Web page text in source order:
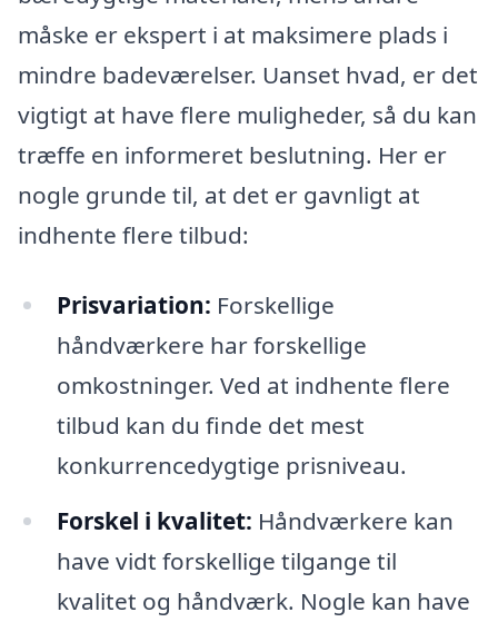
måske er ekspert i at maksimere plads i
mindre badeværelser. Uanset hvad, er det
vigtigt at have flere muligheder, så du kan
træffe en informeret beslutning. Her er
nogle grunde til, at det er gavnligt at
indhente flere tilbud:
Prisvariation: Forskellige
håndværkere har forskellige
omkostninger. Ved at indhente flere
tilbud kan du finde det mest
konkurrencedygtige prisniveau.
Forskel i kvalitet: Håndværkere kan
have vidt forskellige tilgange til
kvalitet og håndværk. Nogle kan have